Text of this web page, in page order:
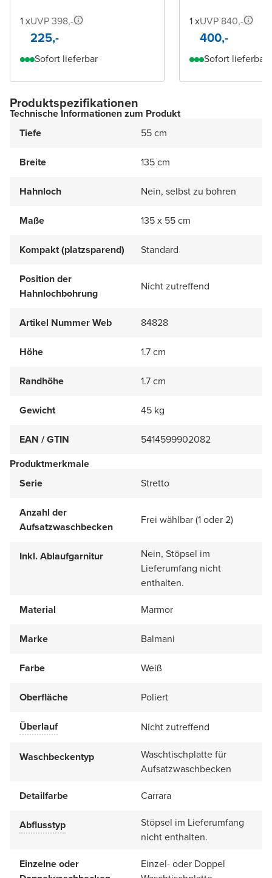
1 xUVP 398,-
225,-
Sofort lieferbar
1 xUVP 840,-
400,-
Sofort lieferbar
Produktspezifikationen
Technische Informationen zum Produkt
Tiefe
55 cm
Breite 135 cm
Hahnloch Nein, selbst zu bohren
Maße 135 x 55 cm
Kompakt (platzsparend) Standard
Position der
Hahnlochbohrung
Nicht zutreffend
Artikel Nummer Web 84828
Höhe 1.7 cm
Randhöhe 1.7 cm
Gewicht 45 kg
EAN / GTIN
5414599902082
Produktmerkmale
Serie
Stretto
Anzahl der
Aufsatzwaschbecken
Frei wählbar (1 oder 2)
Inkl. Ablaufgarnitur
Nein, Stöpsel im
Lieferumfang nicht
enthalten.
Material
Marmor
Marke Balmani
Farbe Weiß
Oberfläche Poliert
Überlauf Nicht zutreffend
Waschbeckentyp
Waschtischplatte für
Aufsatzwaschbecken
Detailfarbe
Carrara
Abflusstyp
Stöpsel im Lieferumfang
nicht enthalten.
Einzelne oder
Einzel- oder Doppel